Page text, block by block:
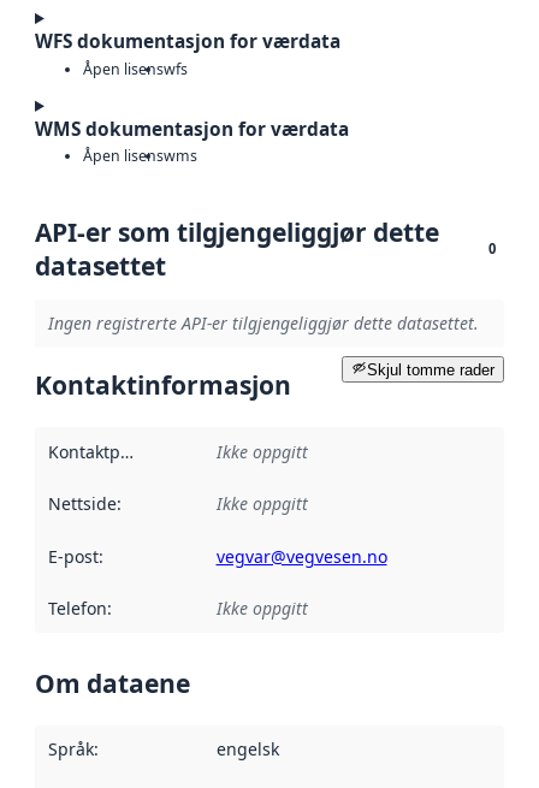
WFS dokumentasjon for værdata
Åpen lisenswfs
WMS dokumentasjon for værdata
Åpen lisenswms
API-er som tilgjengeliggjør dette
datasettet
0
Ingen registrerte API-er tilgjengeliggjør dette datasettet.
Skjul tomme rader
Kontaktinformasjon
Kontaktpunkt Ikke oppgitt
Nettside: Ikke oppgitt
E-post: vegvar@vegvesen.no
Telefon: Ikke oppgitt
Om dataene
Språk: engelsk